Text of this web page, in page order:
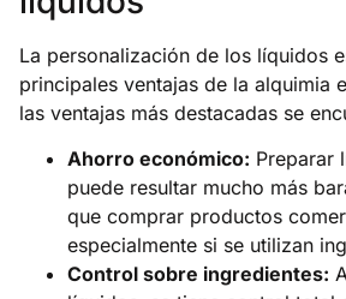
La personalización de los líquidos
principales ventajas de la alquimia
las ventajas más destacadas se
Ahorro económico: Preparar
puede resultar mucho más
que comprar productos
especialmente si se utilizan
Control sobre ingredientes: